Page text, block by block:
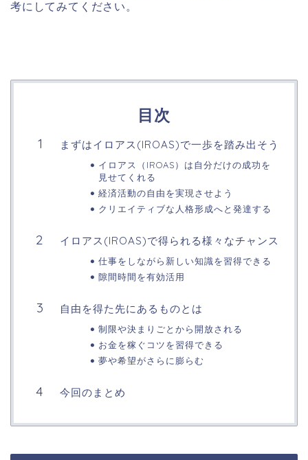
考にしてみてください。
目次
まずはイロアス(IROAS)で一歩を踏み出そう
イロアス（IROAS）は自分だけの成功を
見せてくれる
経済活動の自由を実現させよう
クリエイティブな人格形成へと発達する
イロアス(IROAS)で得られる様々なチャンス
仕事をしながら新しい知識を習得できる
隙間時間を有効活用
自由を得た先にあるものとは
制限や決まりごとから開放される
お金を稼ぐコツを習得できる
夢や希望がさらに膨らむ
今回のまとめ